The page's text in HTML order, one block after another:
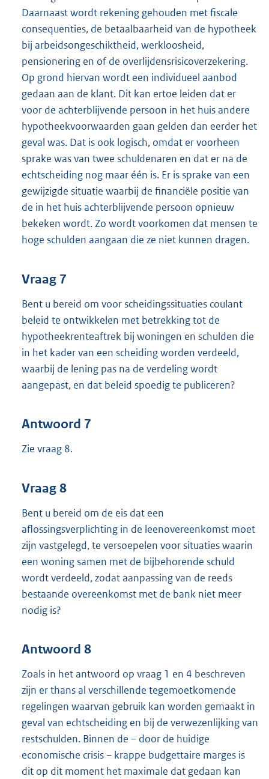
Daarnaast wordt rekening gehouden met fiscale
consequenties, de betaalbaarheid van de hypotheek
bij arbeidsongeschiktheid, werkloosheid,
pensionering en of de overlijdensrisicoverzekering.
Op grond hiervan wordt een individueel aanbod
gedaan aan de klant. Dit kan ertoe leiden dat er
voor de achterblijvende persoon in het huis andere
hypotheekvoorwaarden gaan gelden dan eerder het
geval was. Dat is ook logisch, omdat er voorheen
sprake was van twee schuldenaren en dat er na de
echtscheiding nog maar één is. Er is sprake van een
gewijzigde situatie waarbij de financiële positie van
de in het huis achterblijvende persoon opnieuw
bekeken wordt. Zo wordt voorkomen dat mensen te
hoge schulden aangaan die ze niet kunnen dragen.
Vraag 7
Bent u bereid om voor scheidingssituaties coulant
beleid te ontwikkelen met betrekking tot de
hypotheekrenteaftrek bij woningen en schulden die
in het kader van een scheiding worden verdeeld,
waarbij de lening pas na de verdeling wordt
aangepast, en dat beleid spoedig te publiceren?
Antwoord 7
Zie vraag 8.
Vraag 8
Bent u bereid om de eis dat een
aflossingsverplichting in de leenovereenkomst moet
zijn vastgelegd, te versoepelen voor situaties waarin
een woning samen met de bijbehorende schuld
wordt verdeeld, zodat aanpassing van de reeds
bestaande overeenkomst met de bank niet meer
nodig is?
Antwoord 8
Zoals in het antwoord op vraag 1 en 4 beschreven
zijn er thans al verschillende tegemoetkomende
regelingen waarvan gebruik kan worden gemaakt in
geval van echtscheiding en bij de verwezenlijking van
restschulden. Binnen de – door de huidige
economische crisis – krappe budgettaire marges is
dit op dit moment het maximale dat gedaan kan